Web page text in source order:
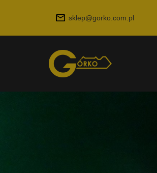
sklep@gorko.com.pl